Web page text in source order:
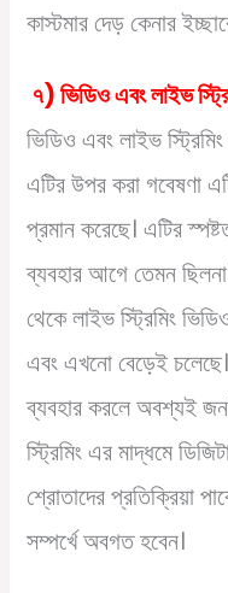
কাস্টমার দেড় কেনার
৭) ভিডিও এবং লাইভ
ভিডিও এবং লাইভ
এটির উপর করা গবেষণা
প্রমান করেছে। এটির
ব্যবহার আগে তেমন
থেকে লাইভ স্ট্রিমিং
এবং এখনো বেড়েই
ব্যবহার করলে অবশ্যই
স্ট্রিমিং এর মাদ্ধমে
শ্রোতাদের প্রতিক্রিয়া
সম্পর্খে অবগত হবেন।